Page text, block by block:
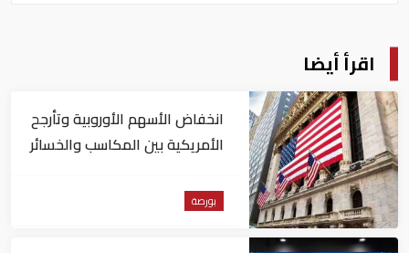
اقرأ أيضا
انخفاض الأسهم الأوروبية وتأرجح
الأمريكية بين المكاسب والخسائر
بورصة